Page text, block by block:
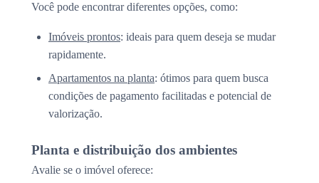
Você pode encontrar diferentes opções, como:
Imóveis prontos: ideais para quem deseja se mudar
rapidamente.
Apartamentos na planta: ótimos para quem busca
condições de pagamento facilitadas e potencial de
valorização.
Planta e distribuição dos ambientes
Avalie se o imóvel oferece: